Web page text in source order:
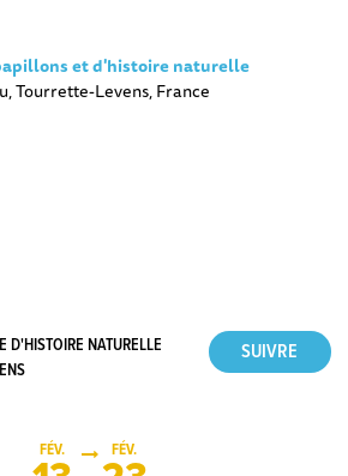
et d'histoire naturelle
Tourrette-Levens, France
D'HISTOIRE NATURELLE
FÉV. FÉV.